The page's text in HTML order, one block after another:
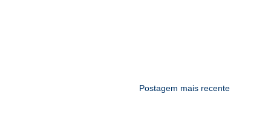
Postagem mais recente